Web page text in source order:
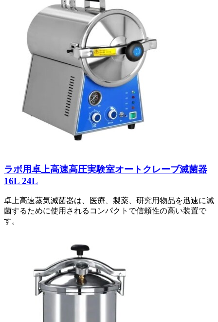
ラボ用卓上高速高圧実験室オートクレーブ滅菌器
16L 24L
卓上高速蒸気滅菌器は、医療、製薬、研究用物品を迅速に滅
菌するために使用されるコンパクトで信頼性の高い装置で
す。